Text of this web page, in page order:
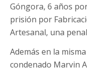
Góngora, 6 años
prisión por
Artesanal, una
Además en la
condenado Marvin